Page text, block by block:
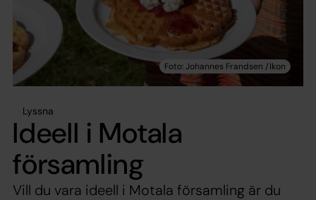
Lyssna
Ideell i Motala
församling
Vill du vara ideell i Motala församling är du